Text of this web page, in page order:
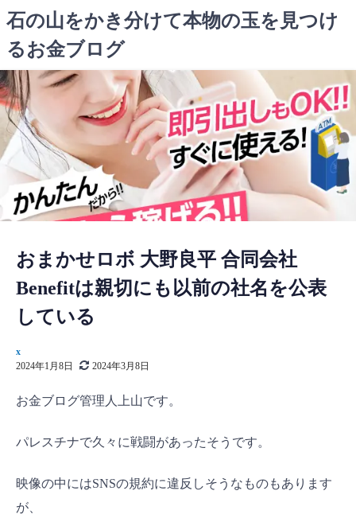
コ
ン
テ
ツ
へ
ス
キ
ッ
石の山をかき分けて本物の玉を見つけ
るお金ブログ
おまかせロボ 大野良平 合同会社
Benefitは親切にも以前の社名を公表
している
x
2024年1月8日
2024年3月8日
お金ブログ管理人上山です。
パレスチナで久々に戦闘があったそうです。
映像の中にはSNSの規約に違反しそうなものもあります
が、